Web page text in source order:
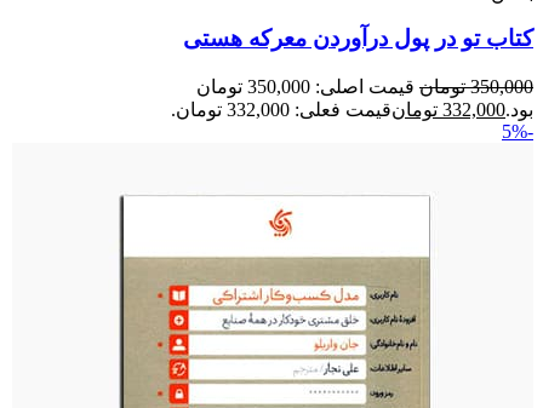
کتاب تو در پول درآوردن معرکه هستی
350,000 تومان
قیمت اصلی: 350,000 تومان
بود.332,000 تومانقیمت فعلی: 332,000 تومان.
-5%